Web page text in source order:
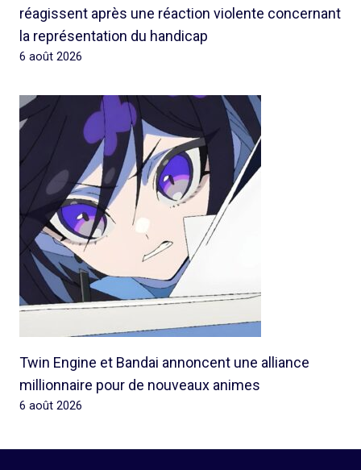
réagissent après une réaction violente concernant
la représentation du handicap
6 août 2026
Twin Engine et Bandai annoncent une alliance
millionnaire pour de nouveaux animes
6 août 2026